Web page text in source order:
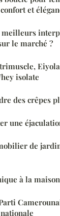
et
meilleurs
le marché ?
isolate
des crêpes
une
de
à la